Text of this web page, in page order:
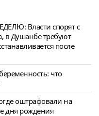
Власти спорят с
в Душанбе требуют
после
что
оштрафовали на
дня рождения